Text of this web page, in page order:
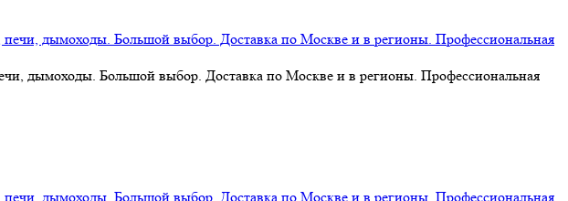
дымоходы. Большой выбор. Доставка по Москве и в регионы. Профессиональная